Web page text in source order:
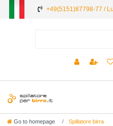
+49(5151)87798-77 /
Go to homepage
Spillatore birra